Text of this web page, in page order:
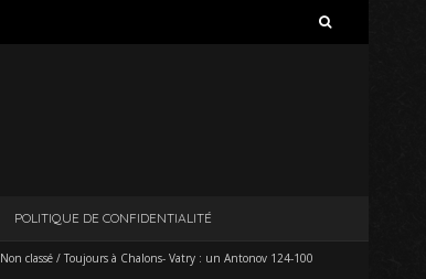
POLITIQUE DE CONFIDENTIALITÉ
Non classé /Toujours à Chalons- Vatry : un Antonov 124-100